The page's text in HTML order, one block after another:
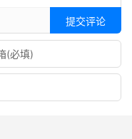
提交评论